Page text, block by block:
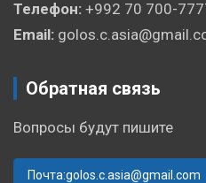
Телефон: +992 70 700-
Email:
Обратная связь
Вопросы будут пишите
Почта:golos.c.asia@gmail.com